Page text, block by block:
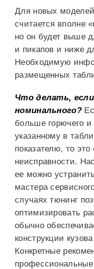
Для новых
считается вполне
но он будет выше
и пикапов и ниже
Необходимую
размещенных
Что делать,
номинального?
больше горючего и
указанному в
показателю, то это
неисправности.
ее можно
мастера
случаях тюнинг
оптимизировать
обычно
конструкции
Конкретные